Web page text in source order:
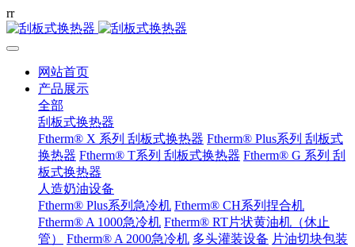
rr
网站首页
产品展示
全部
刮板式换热器
Ftherm® X 系列 刮板式换热器 Ftherm® Plus系列 刮板式
换热器 Ftherm® T系列 刮板式换热器 Ftherm® G 系列 刮
板式换热器
人造奶油设备
Ftherm® Plus系列急冷机 Ftherm® CH系列捏合机
Ftherm® A 1000急冷机 Ftherm® RT片状黄油机（休止
管）
Ftherm® A 2000急冷机 多头灌装设备 片油切块包装